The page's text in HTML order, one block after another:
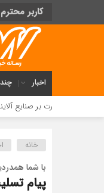
کاربر
اخبار
نظارت بر صنایع آلاینده جدی
خانه
با شما
پیام